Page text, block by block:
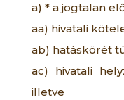
a) * a jogtalan
aa) hivatali
ab) hatáskörét
ac) hivatali
illetve